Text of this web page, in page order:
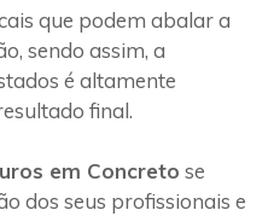
que podem abalar a
sendo assim, a
é altamente
final.
em Concreto se
dos seus profissionais e